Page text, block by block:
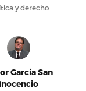
y derecho
García San
Inocencio